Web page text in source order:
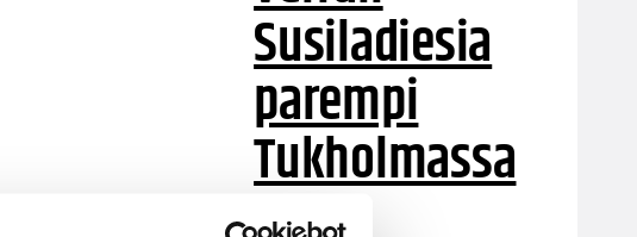
Susiladiesia
parempi
Tukholmassa